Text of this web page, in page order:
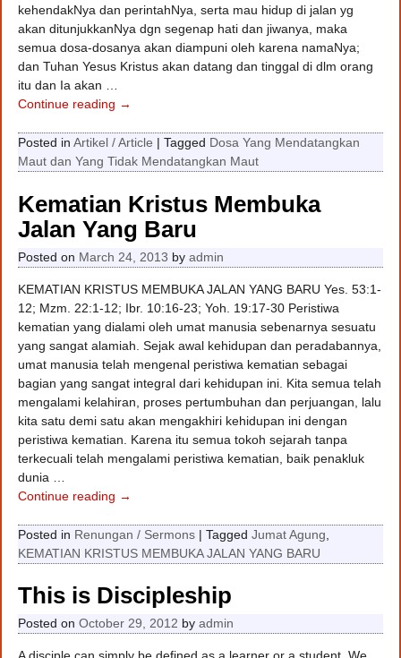
kehendakNya dan perintahNya, serta mau hidup di jalan yg
akan ditunjukkanNya dgn segenap hati dan jiwanya, maka
semua dosa-dosanya akan diampuni oleh karena namaNya;
dan Tuhan Yesus Kristus akan datang dan tinggal di dlm orang
itu dan Ia akan …
Continue reading →
Posted in Artikel / Article |Tagged Dosa Yang Mendatangkan
Maut dan Yang Tidak Mendatangkan Maut
Kematian Kristus Membuka
Jalan Yang Baru
Posted on March 24, 2013 byadmin
KEMATIAN KRISTUS MEMBUKA JALAN YANG BARU Yes. 53:1-
12; Mzm. 22:1-12; Ibr. 10:16-23; Yoh. 19:17-30 Peristiwa
kematian yang dialami oleh umat manusia sebenarnya sesuatu
yang sangat alamiah. Sejak awal kehidupan dan peradabannya,
umat manusia telah mengenal peristiwa kematian sebagai
bagian yang sangat integral dari kehidupan ini. Kita semua telah
mengalami kelahiran, proses pertumbuhan dan perjuangan, lalu
kita satu demi satu akan mengakhiri kehidupan ini dengan
peristiwa kematian. Karena itu semua tokoh sejarah tanpa
terkecuali telah mengalami peristiwa kematian, baik penakluk
dunia
Continue reading →
Posted in Renungan / Sermons |Tagged Jumat Agung
KEMATIAN KRISTUS MEMBUKA JALAN YANG BARU
This is Discipleship
Posted onOctober 29, 2012 byadmin
A disciple can simply be defined as a learner or a student. We